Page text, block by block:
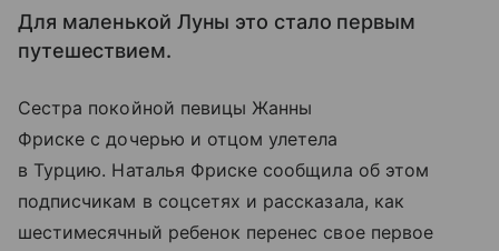
Для маленькой Луны это стало первым
путешествием.
Сестра покойной певицы Жанны
Фриске с дочерью и отцом улетела
в Турцию. Наталья Фриске сообщила об этом
подписчикам в соцсетях и рассказала, как
шестимесячный ребенок перенес свое первое